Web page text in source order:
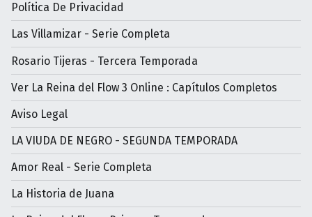
Política De Privacidad
Las Villamizar - Serie Completa
Rosario Tijeras - Tercera Temporada
Ver La Reina del Flow 3 Online : Capítulos Completos
Aviso Legal
LA VIUDA DE NEGRO - SEGUNDA TEMPORADA
Amor Real - Serie Completa
La Historia de Juana